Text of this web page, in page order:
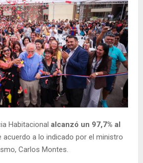
Habitacional alcanzó un 97,7% al
acuerdo a lo indicado por el ministro
Carlos Montes.